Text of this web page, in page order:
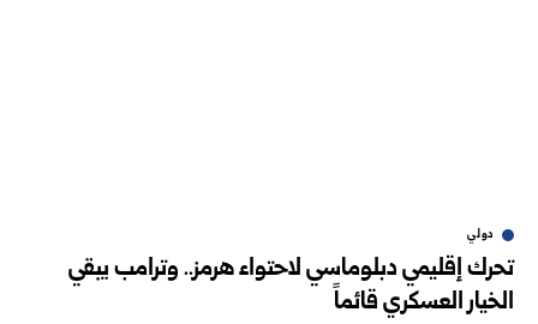
دولي
تحرك إقليمي دبلوماسي لاحتواء هرمز.. وترامب يبقي
الخيار العسكري قائماً